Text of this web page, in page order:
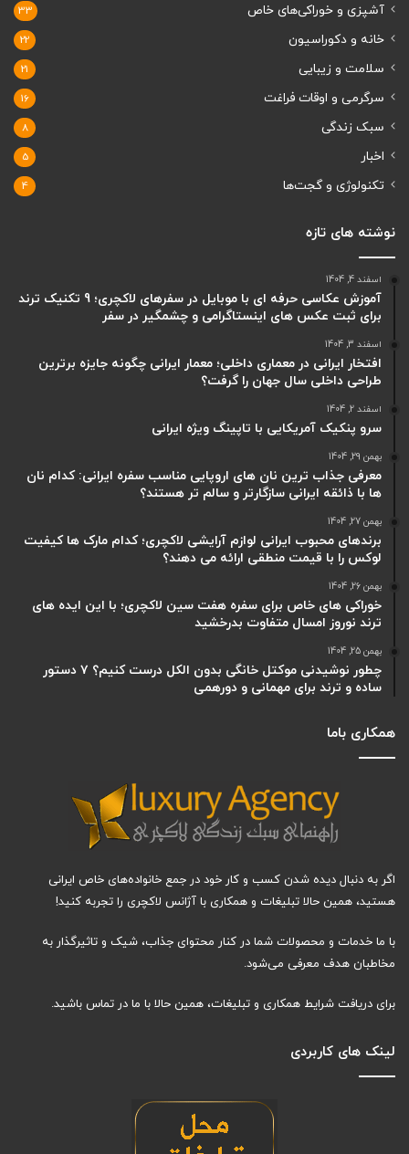
آشپزی و خوراکی‌های خاص 33
خانه و دکوراسیون 22
سلامت و زیبایی 21
سرگرمی و اوقات فراغت 16
سبک زندگی 8
اخبار 5
تکنولوژی و گجت‌ها 4
نوشته های تازه
اسفند 4, 1404
آموزش عکاسی حرفه ای با موبایل در سفرهای لاکچری؛ 9 تکنیک ترند
برای ثبت عکس های اینستاگرامی و چشمگیر در سفر
اسفند 3, 1404
افتخار ایرانی در معماری داخلی؛ معمار ایرانی چگونه جایزه برترین
طراحی داخلی سال جهان را گرفت؟
اسفند 2, 1404
سرو پنکیک آمریکایی با تاپینگ ویژه ایرانی
بهمن 29, 1404
معرفی جذاب ترین نان های اروپایی مناسب سفره ایرانی: کدام نان
ها با ذائقه ایرانی سازگارتر و سالم تر هستند؟
بهمن 27, 1404
برندهای محبوب ایرانی لوازم آرایشی لاکچری؛ کدام مارک ها کیفیت
لوکس را با قیمت منطقی ارائه می دهند؟
بهمن 26, 1404
خوراکی های خاص برای سفره هفت سین لاکچری؛ با این ایده های
ترند نوروز امسال متفاوت بدرخشید
بهمن 25, 1404
چطور نوشیدنی موکتل خانگی بدون الکل درست کنیم؟ ۷ دستور
ساده و ترند برای مهمانی و دورهمی
همکاری باما
اگر به دنبال دیده شدن کسب و کار خود در جمع خانواده‌های خاص ایرانی
هستید، همین حالا تبلیغات و همکاری با آژانس لاکچری را تجربه کنید!
با ما خدمات و محصولات شما در کنار محتوای جذاب، شیک و تاثیرگذار به
مخاطبان هدف معرفی می‌شود.
برای دریافت شرایط همکاری و تبلیغات، همین حالا با ما در تماس باشید.
لینک های کاربردی